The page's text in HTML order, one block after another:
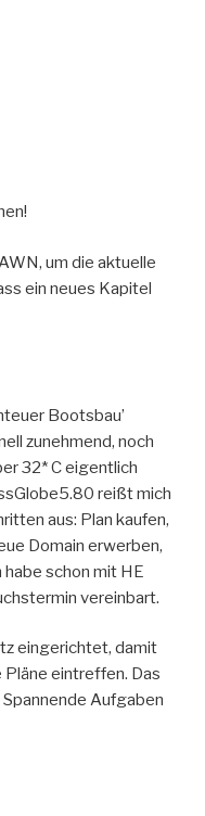
um die aktuelle
ein neues Kapitel
Bootsbau’
zunehmend, noch
32* C eigentlich
reißt mich
aus: Plan kaufen,
Domain erwerben,
schon mit HE
vereinbart.
eingerichtet, damit
eintreffen. Das
Aufgaben